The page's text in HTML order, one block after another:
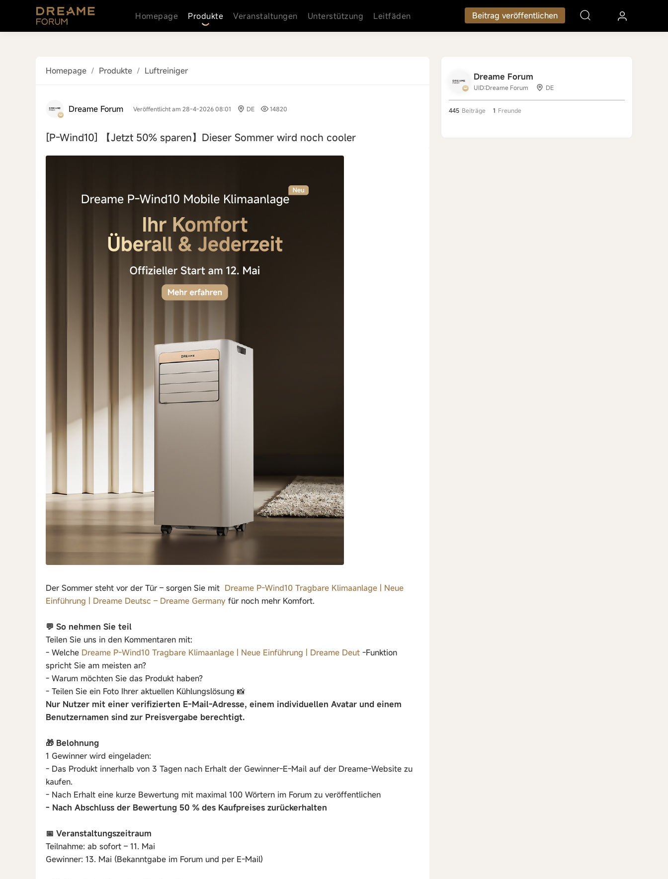
Homepage Produkte Veranstaltungen Unterstützung Leitfäden Beitrag veröffentlichen
Homepage / Produkte / Luftreiniger
Dreame Forum Veröffentlicht am 28-4-2026 08:01 DE 14820
[P-Wind10] 【Jetzt 50% sparen】Dieser Sommer wird noch cooler
Der Sommer steht vor der Tür – sorgen Sie mit Dreame P-Wind10 Tragbare Klimaanlage | Neue
Einführung | Dreame Deutsc – Dreame Germany für noch mehr Komfort.
💬 So nehmen Sie teil
Teilen Sie uns in den Kommentaren mit:
- Welche Dreame P-Wind10 Tragbare Klimaanlage | Neue Einführung | Dreame Deut -Funktion
spricht Sie am meisten an?
- Warum möchten Sie das Produkt haben?
- Teilen Sie ein Foto Ihrer aktuellen Kühlungslösung 📸
Nur Nutzer mit einer verifizierten E-Mail-Adresse, einem individuellen Avatar und einem
Benutzernamen sind zur Preisvergabe berechtigt.
🎁 Belohnung
1 Gewinner wird eingeladen:
- Das Produkt innerhalb von 3 Tagen nach Erhalt der Gewinner-E-Mail auf der Dreame-Website zu
kaufen.
- Nach Erhalt eine kurze Bewertung mit maximal 100 Wörtern im Forum zu veröffentlichen
- Nach Abschluss der Bewertung 50 % des Kaufpreises zurückerhalten
📅 Veranstaltungszeitraum
Teilnahme: ab sofort – 11. Mai
Gewinner: 13. Mai (Bekanntgabe im Forum und per E-Mail)
Dreame Forum
UID:Dreame Forum DE
445 Beiträge 1 Freunde